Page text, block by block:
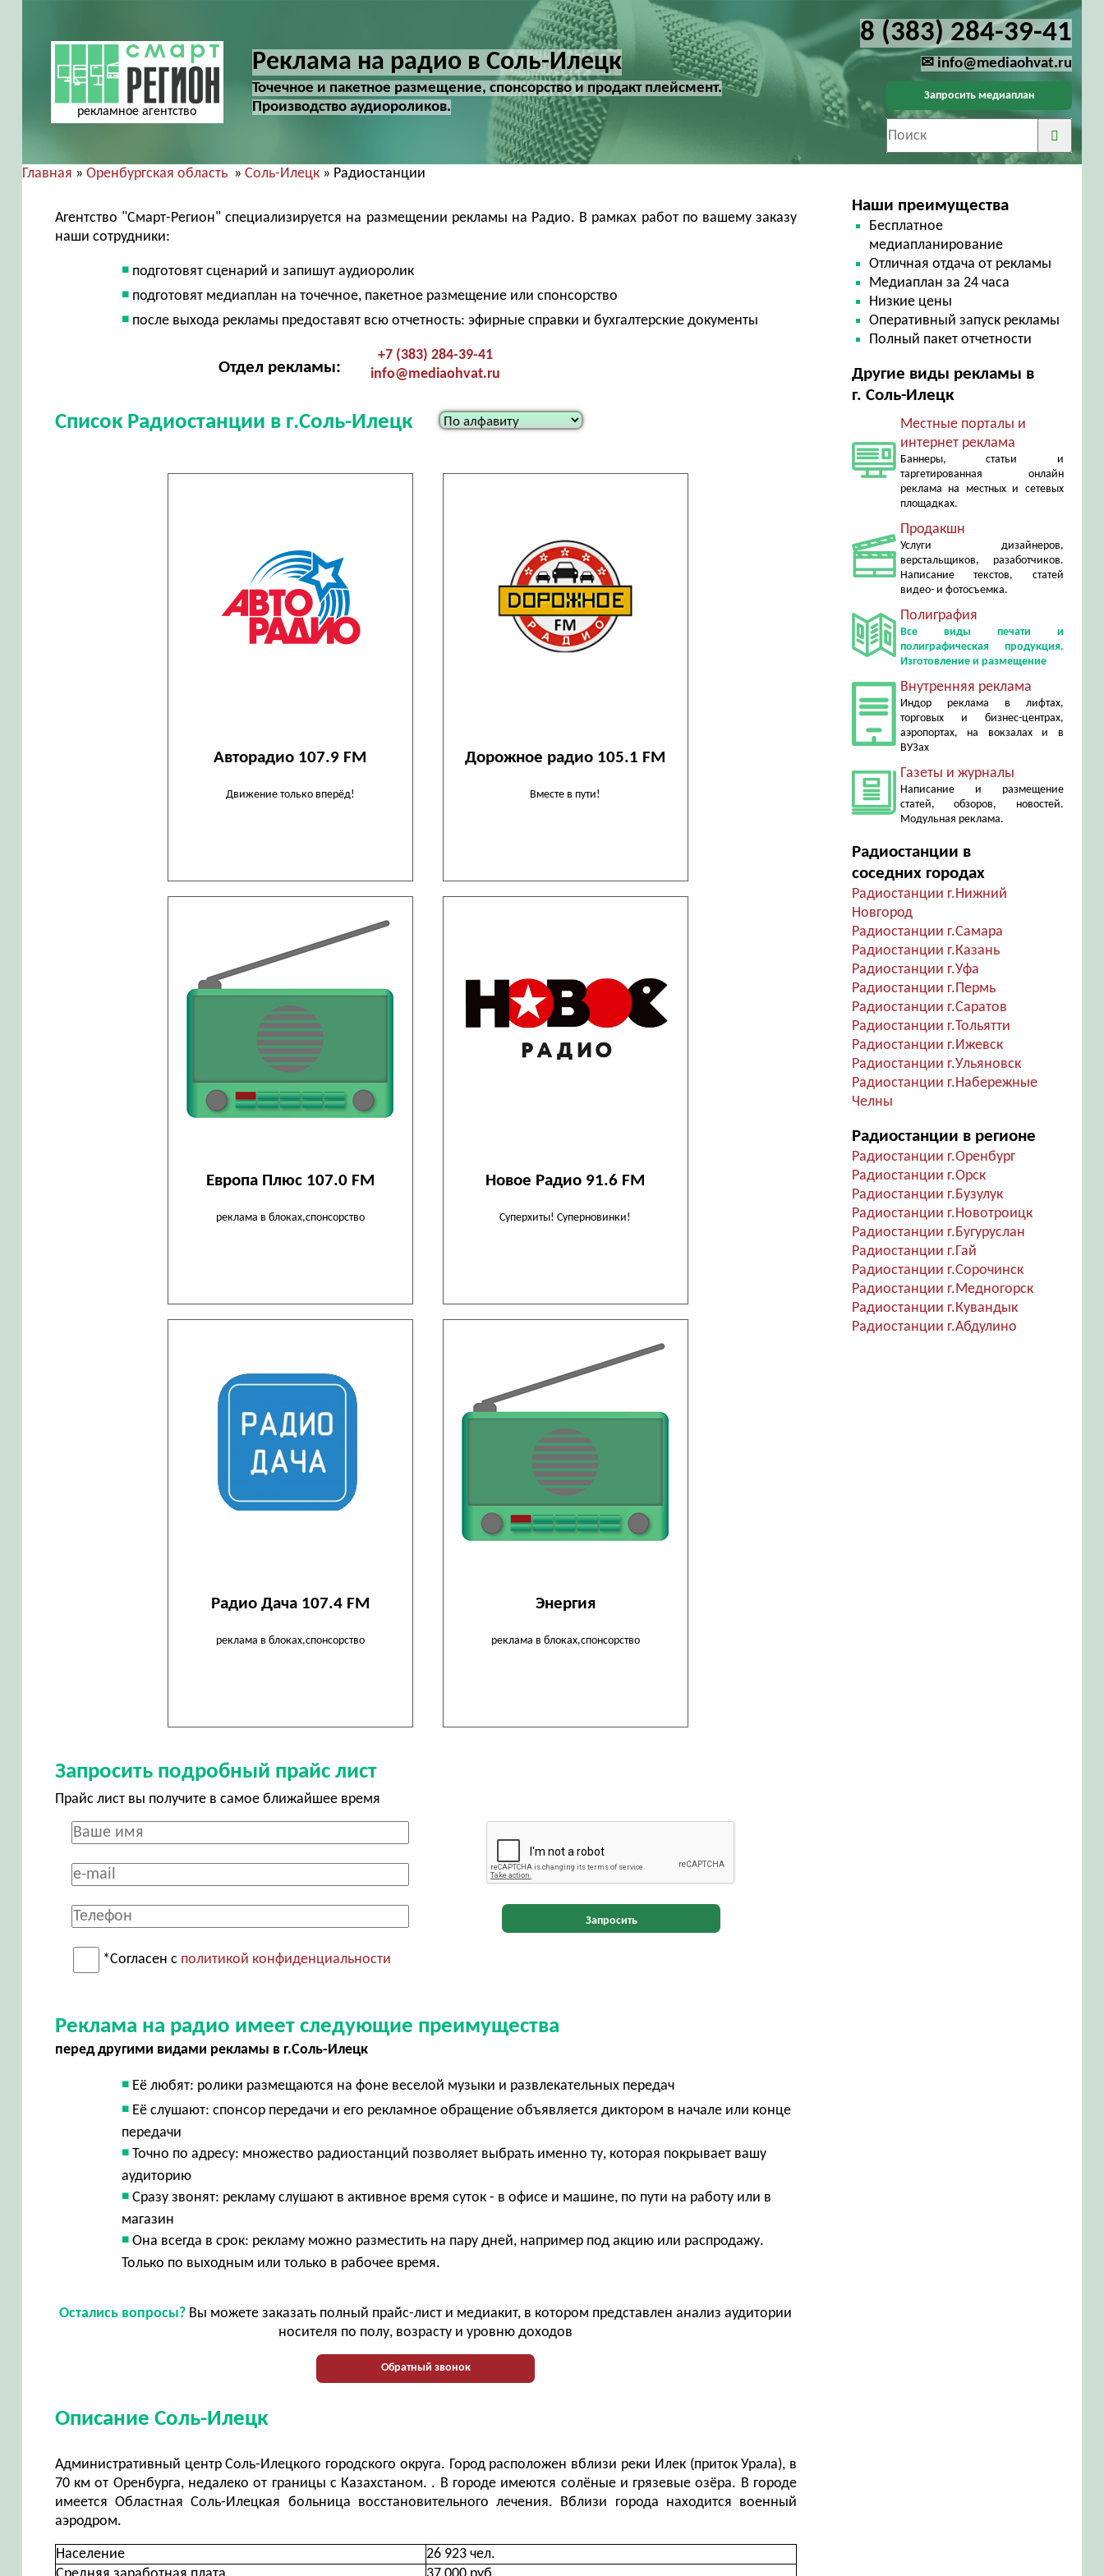
рекламное агентство
Реклама на радио в Соль-Илецк
Точечное и пакетное размещение, спонсорство и продакт плейсмент.
Производство аудиороликов.
8 (383) 284-39-41
✉ info@mediaohvat.ru
Запросить медиаплан
Главная » Оренбургская область» Соль-Илецк» Радиостанции
Агентство "Смарт-Регион" специализируется на размещении рекламы на Радио. В рамках работ по вашему заказу
наши сотрудники:
подготовят сценарий и запишут аудиоролик
подготовят медиаплан на точечное, пакетное размещение или спонсорство
после выхода рекламы предоставят всю отчетность: эфирные справки и бухгалтерские документы
Отдел рекламы:
+7 (383) 284-39-41
info@mediaohvat.ru
Список Радиостанции в г.Соль-Илецк
Авторадио 107.9 FM
Движение только вперёд!
Дорожное радио 105.1 FM
Вместе в пути!
Европа Плюс 107.0 FM
реклама в блоках,спонсорство
Новое Радио 91.6 FM
Суперхиты! Суперновинки!
Радио Дача 107.4 FM
реклама в блоках,спонсорство
Энергия
реклама в блоках,спонсорство
Запросить подробный прайс лист
Прайс лист вы получите в самое ближайшее время
*Согласен с политикой конфиденциальности
Запросить
Реклама на радио имеет следующие преимущества
перед другими видами рекламы в г.Соль-Илецк
Её любят: ролики размещаются на фоне веселой музыки и развлекательных передач
Её слушают: спонсор передачи и его рекламное обращение объявляется диктором в начале или конце
передачи
Точно по адресу: множество радиостанций позволяет выбрать именно ту, которая покрывает вашу
аудиторию
Сразу звонят: рекламу слушают в активное время суток - в офисе и машине, по пути на работу или в
магазин
Она всегда в срок: рекламу можно разместить на пару дней, например под акцию или распродажу.
Только по выходным или только в рабочее время.
Остались вопросы? Вы можете заказать полный прайс-лист и медиакит, в котором представлен анализ аудитории
носителя по полу, возрасту и уровню доходов
Обратный звонок
Описание Соль-Илецк
Административный центр Соль-Илецкого городского округа. Город расположен вблизи реки Илек (приток Урала), в
70 км от Оренбурга, недалеко от границы с Казахстаном. . В городе имеются солёные и грязевые озёра. В городе
имеется Областная Соль-Илецкая больница восстановительного лечения. Вблизи города находится военный
аэродром.
Население
26 923 чел.
Наши преимущества
Бесплатное
медиапланирование
Отличная отдача от рекламы
Медиаплан за 24 часа
Низкие цены
Оперативный запуск рекламы
Полный пакет отчетности
Другие виды рекламы в
г. Соль-Илецк
Местные порталы и
интернет реклама
Баннеры, статьи и
таргетированная онлайн
реклама на местных и сетевых
площадках.
Продакшн
Услуги дизайнеров,
верстальщиков, разаботчиков.
Написание текстов, статей
видео- и фотосъемка.
Полиграфия
Все виды печати и
полиграфическая продукция.
Изготовление и размещение
Внутренняя реклама
Индор реклама в лифтах,
торговых и бизнес-центрах,
аэропортах, на вокзалах и в
ВУЗах
Газеты и журналы
Написание и размещение
статей, обзоров, новостей.
Модульная реклама.
Радиостанции в
соседних городах
Радиостанции г.Нижний
Новгород
Радиостанции г.Самара
Радиостанции г.Казань
Радиостанции г.Уфа
Радиостанции г.Пермь
Радиостанции г.Саратов
Радиостанции г.Тольятти
Радиостанции г.Ижевск
Радиостанции г.Ульяновск
Радиостанции г.Набережные
Челны
Радиостанции в регионе
Радиостанции г.Оренбург
Радиостанции г.Орск
Радиостанции г.Бузулук
Радиостанции г.Новотроицк
Радиостанции г.Бугуруслан
Радиостанции г.Гай
Радиостанции г.Сорочинск
Радиостанции г.Медногорск
Радиостанции г.Кувандык
Радиостанции г.Абдулино